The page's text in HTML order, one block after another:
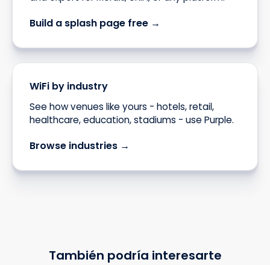
Build a splash page free →
WiFi by industry
See how venues like yours - hotels, retail,
healthcare, education, stadiums - use Purple.
Browse industries →
También podría interesarte